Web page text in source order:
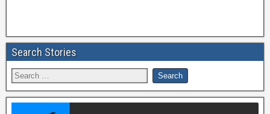
Search Stories